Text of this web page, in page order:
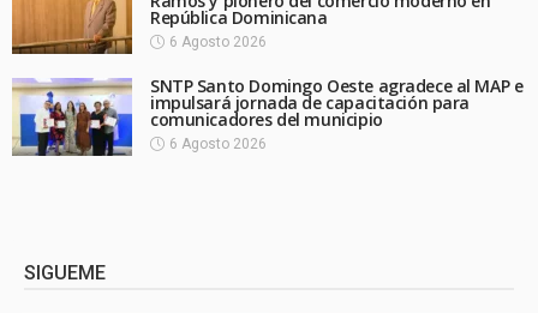
República Dominicana
6 Agosto 2026
SNTP Santo Domingo Oeste agradece al MAP e
impulsará jornada de capacitación para
comunicadores del municipio
6 Agosto 2026
SIGUEME